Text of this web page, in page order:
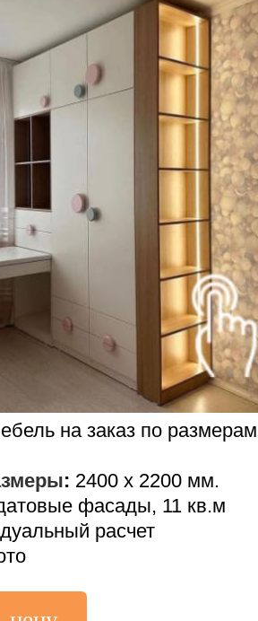
на заказ по размерам
: 2400 х 2200 мм.
фасады, 11 кв.м
расчет